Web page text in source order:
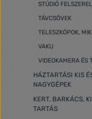
STÚDIÓ
TÁVCSÖVEK
TELESZKÓPOK,
VAKU
VIDEOKAMERA ÉS
HÁZTARTÁSI KIS
NAGYGÉPEK
KERT, BARKÁCS,
TARTÁS